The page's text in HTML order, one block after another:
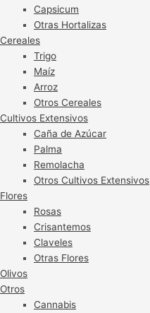
Capsicum
Otras Hortalizas
Cereales
Trigo
Maíz
Arroz
Otros Cereales
Cultivos Extensivos
Caña de Azúcar
Palma
Remolacha
Otros Cultivos Extensivos
Flores
Rosas
Crisantemos
Claveles
Otras Flores
Olivos
Otros
Cannabis